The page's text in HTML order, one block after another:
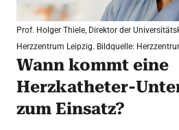
Prof. Holger Thiele, Direktor der
Herzzentrum Leipzig. Bildquelle:
Wann kommt eine
Herzkatheter-
zum Einsatz?